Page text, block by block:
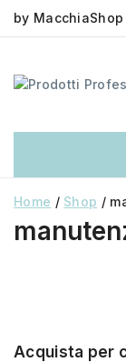
by MacchiaShop
Home / Shop /
Acquista per